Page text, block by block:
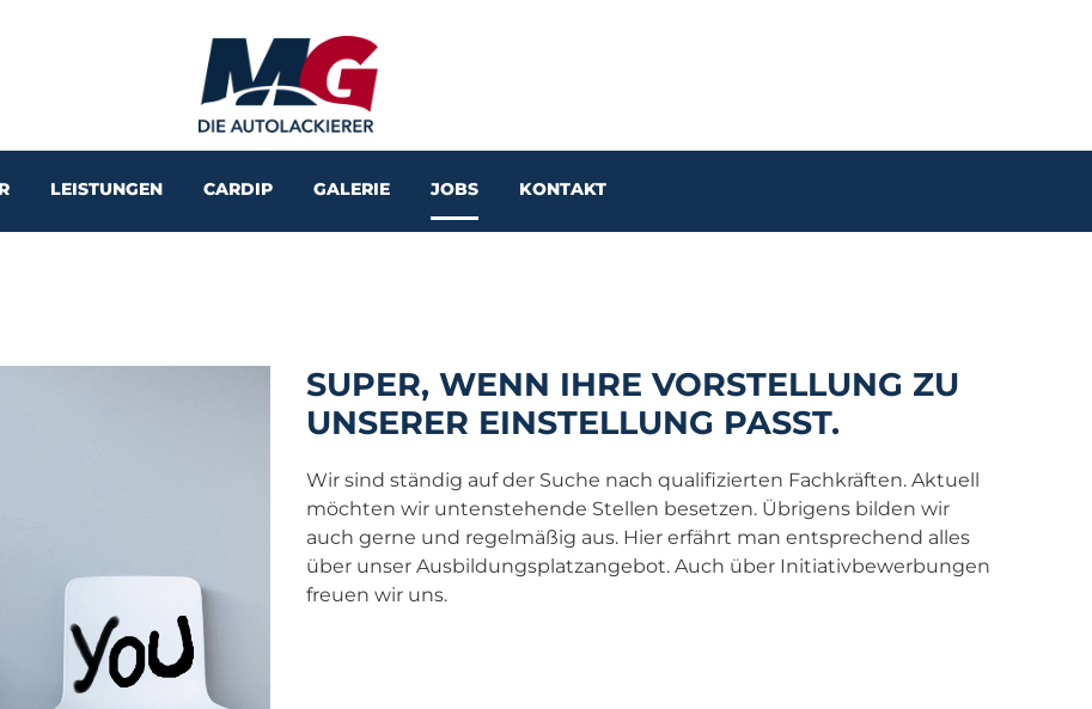
LEISTUNGEN CARDIP GALERIE JOBS KONTAKT
SUPER, WENN IHRE VORSTELLUNG ZU
UNSERER EINSTELLUNG PASST.
Wir sind ständig auf der Suche nach qualifizierten Fachkräften. Aktuell
möchten wir untenstehende Stellen besetzen. Übrigens bilden wir
auch gerne und regelmäßig aus. Hier erfährt man entsprechend alles
über unser Ausbildungsplatzangebot. Auch über Initiativbewerbungen
freuen wir uns.